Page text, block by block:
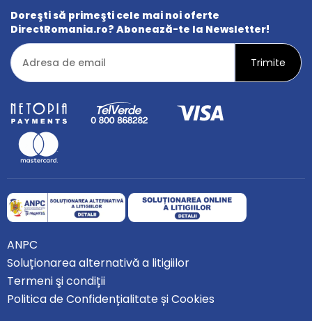
Doreşti să primeşti cele mai noi oferte
DirectRomania.ro? Abonează-te la Newsletter!
ANPC
Soluționarea alternativă a litigiilor
Termeni şi condiții
Politica de Confidențialitate și Cookies